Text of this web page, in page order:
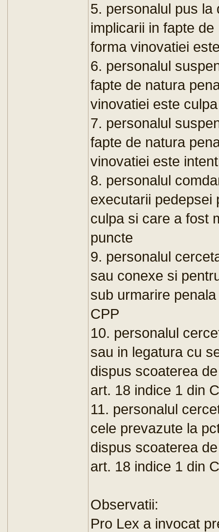
5. personalul pus la
implicarii in fapte
forma vinovatiei
6. personalul
fapte de natura
vinovatiei este
7. personalul
fapte de natura
vinovatiei este
8. personalul
executarii pedepsei
culpa si care a fost
puncte
9. personalul
sau conexe si
sub urmarire
CPP
10. personalul
sau in legatura cu
dispus scoaterea
art. 18 indice 1 din
11. personalul
cele prevazute la
dispus scoaterea
art. 18 indice 1 din
Observatii:
Pro Lex a invocat